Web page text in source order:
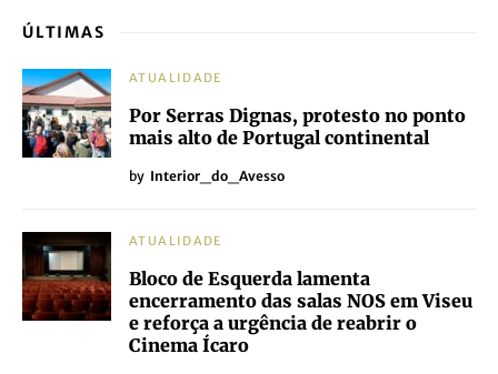
ÚLTIMAS
ATUALIDADE
Por Serras Dignas, protesto no ponto
mais alto de Portugal continental
by Interior_do_Avesso
ATUALIDADE
Bloco de Esquerda lamenta
encerramento das salas NOS em Viseu
e reforça a urgência de reabrir o
Cinema Ícaro